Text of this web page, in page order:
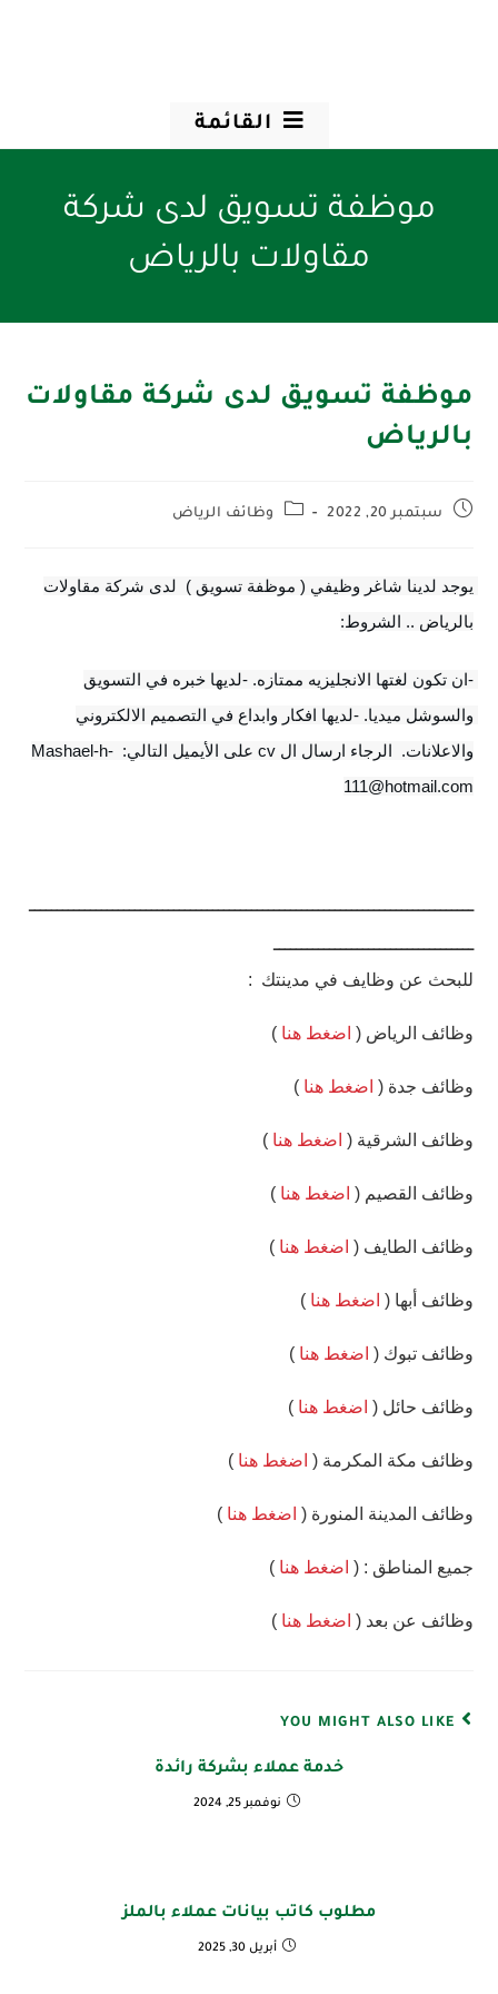
القائمة
موظفة تسويق لدى شركة
مقاولات بالرياض
موظفة تسويق لدى شركة مقاولات
بالرياض
سبتمبر 20, 2022 وظائف الرياض
بالرياض .. الشروط:
والاعلانات.  الرجاء ارسال ال cv على الأيميل التالي:  Mashael-h-
111@hotmail.com
ــــــــــــــــــــــــــــــــــــــــــــــــــــــــــــــــــــــــــــــــ
ــــــــــــــــــــــــــــــــــــ
للبحث عن وظايف في مدينتك :
وظائف الرياض ( اضغط هنا)
وظائف جدة ( اضغط هنا )
وظائف الشرقية ( اضغط هنا )
وظائف القصيم ( اضغط هنا )
وظائف الطايف ( اضغط هنا )
وظائف أبها ( اضغط هنا )
وظائف تبوك ( اضغط هنا )
وظائف حائل ( اضغط هنا )
وظائف مكة المكرمة ( اضغط هنا )
وظائف المدينة المنورة ( اضغط هنا )
جميع المناطق : ( اضغط هنا )
وظائف عن بعد ( اضغط هنا )
YOU MIGHT ALSO LIKE
خدمة عملاء بشركة رائدة
نوفمبر 25, 2024
مطلوب كاتب بيانات عملاء بالملز
أبريل 30, 2025